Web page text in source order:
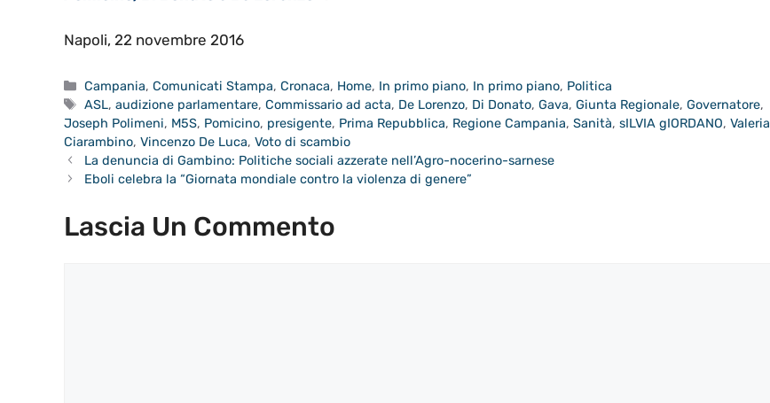
Napoli, 22 novembre 2016
Categorie
Campania,Comunicati Stampa,Cronaca, Home, In primo piano, In primo piano, Politica
Tag
ASL,audizione parlamentare,Commissario ad acta, De Lorenzo, Di Donato,Gava,Giunta Regionale,Governatore,
Joseph Polimeni, M5S, Pomicino, presigente, Prima Repubblica, Regione Campania, Sanità, sILVIA gIORDANO, Valeria
Ciarambino, Vincenzo De Luca, Voto di scambio
La denuncia di Gambino: Politiche sociali azzerate nell’Agro-nocerino-sarnese
Eboli celebra la “Giornata mondiale contro la violenza di genere”
Lascia Un Commento